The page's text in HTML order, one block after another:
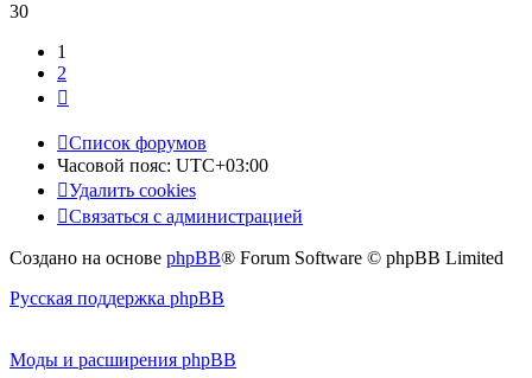
30
1
2
Список форумов
Часовой пояс: UTC+03:00
Удалить cookies
Связаться с администрацией
Создано на основе phpBB® Forum Software © phpBB Limited
Русская поддержка phpBB
Моды и расширения phpBB